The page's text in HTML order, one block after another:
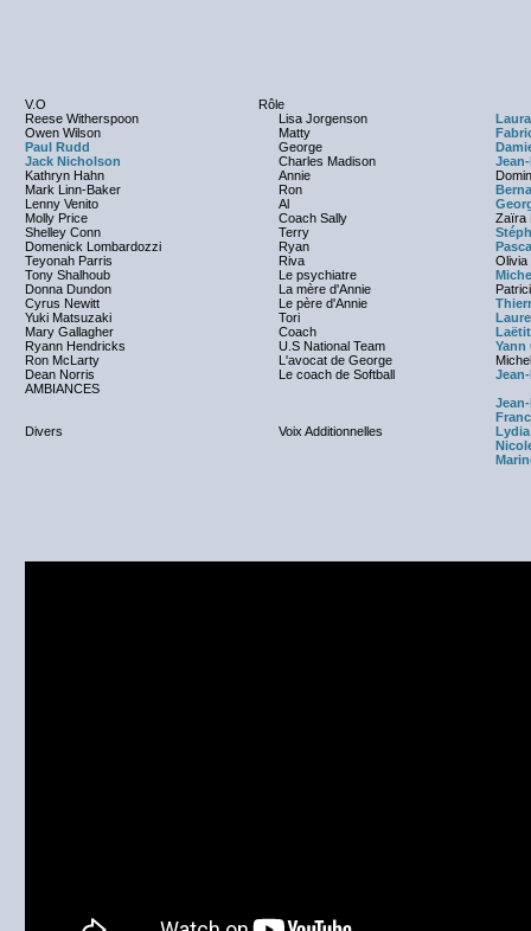
V.O
Rôle
Reese Witherspoon
Lisa Jorgenson
Owen Wilson
Matty
Paul Rudd
George
Jack Nicholson
Charles Madison
Kathryn Hahn
Annie
Mark Linn-Baker
Ron
Lenny Venito
Al
Molly Price
Coach Sally
Zaïra
Shelley Conn
Terry
Domenick Lombardozzi
Ryan
Teyonah Parris
Riva
Olivia
Tony Shalhoub
Le psychiatre
Donna Dundon
La mère d'Annie
Cyrus Newitt
Le père d'Annie
Yuki Matsuzaki
Tori
Mary Gallagher
Coach
Ryann Hendricks
U.S National Team
Yann
Ron McLarty
L'avocat de George
Dean Norris
Le coach de Softball
AMBIANCES
Divers Voix Additionnelles